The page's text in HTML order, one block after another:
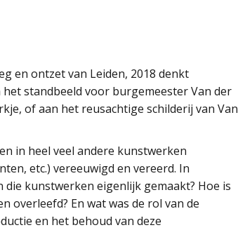
en ontzet van Leiden, 2018 denkt
standbeeld voor burgemeester Van der
of aan het reusachtige schilderij van Van
in heel veel andere kunstwerken
etc.) vereeuwigd en vereerd. In
kunstwerken eigenlijk gemaakt? Hoe is
overleefd? En wat was de rol van de
en het behoud van deze